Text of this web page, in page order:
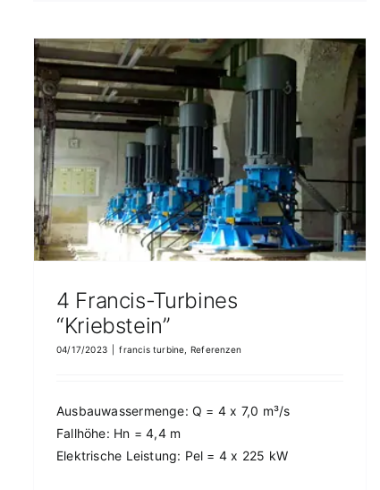
4 Francis-Turbines
“Kriebstein”
04/17/2023 francis turbine Referenzen
Ausbauwassermenge: Q = 4 x 7,0 m³/s
Fallhöhe: Hn = 4,4 m
Elektrische Leistung: Pel = 4 x 225 kW